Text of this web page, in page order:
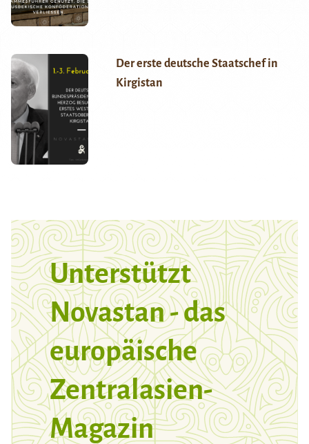
Der erste deutsche Staatschef in
Kirgistan
Unterstützt
Novastan - das
europäische
Zentralasien-
Magazin